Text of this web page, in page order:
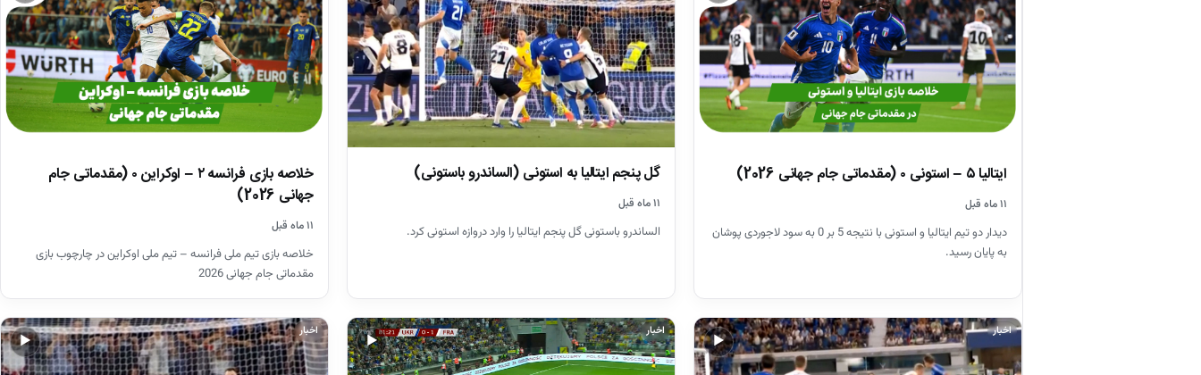
ایتالیا ۵ – استونی ۰ (مقدماتی جام جهانی 2026)
۱۱ ماه قبل
دیدار دو تیم ایتالیا و استونی با نتیجه 5 بر 0 به سود لاجوردی پوشان
به پایان رسید.
گل پنجم ایتالیا به استونی (الساندرو باستونی)
۱۱ ماه قبل
الساندرو باستونی گل پنجم ایتالیا را وارد دروازه استونی کرد.
خلاصه بازی فرانسه ۲ – اوکراین ۰ (مقدماتی جام
جهانی 2026)
۱۱ ماه قبل
خلاصه بازی تیم ملی فرانسه – تیم ملی اوکراین در چارچوب بازی
مقدماتی جام جهانی 2026
▶
اخبار
▶
اخبار
▶
اخبار